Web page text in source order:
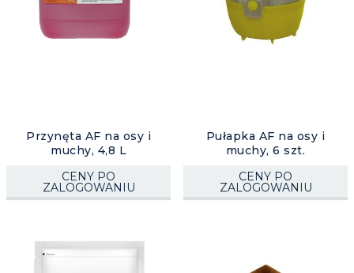
Przynęta AF na osy i
muchy, 4,8 L
CENY PO
ZALOGOWANIU
Pułapka AF na osy i
muchy, 6 szt.
CENY PO
ZALOGOWANIU